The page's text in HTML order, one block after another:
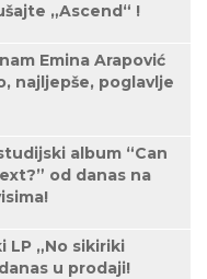
„Ascend“ !
Emina Arapović
najljepše, poglavlje
album “Can
od danas na
LP „No sikiriki
u prodaji!